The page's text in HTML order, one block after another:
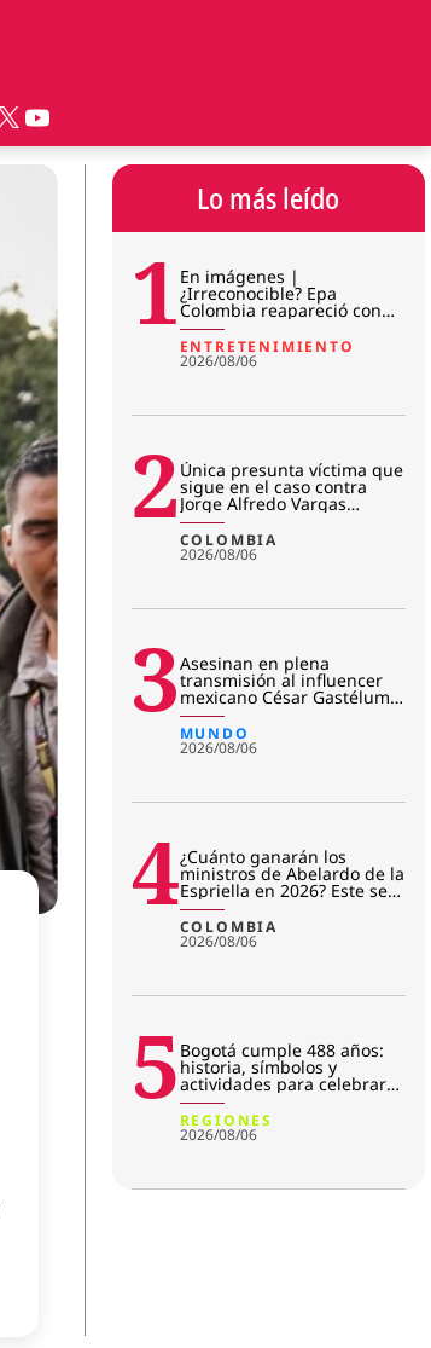
Lo más leído
1 En imágenes |
¿Irreconocible? Epa
Colombia reapareció con
sorpresivo cambio físico en
prisión
ENTRETENIMIENTO
2026/08/06
2 Única presunta víctima que
sigue en el caso contra
Jorge Alfredo Vargas
rompió el silencio: “No me r
COLOMBIA
2026/08/06
3Asesinan en plena
transmisión al influencer
mexicano César Gastélum:
revelan primera hipótesis
del c
MUNDO
2026/08/06
4¿Cuánto ganarán los
ministros de Abelardo de la
Espriella en 2026? Este será
su salario mensual
COLOMBIA
2026/08/06
5 Bogotá cumple 488 años:
historia, símbolos y
actividades para celebrar
su aniversario
REGIONES
2026/08/06